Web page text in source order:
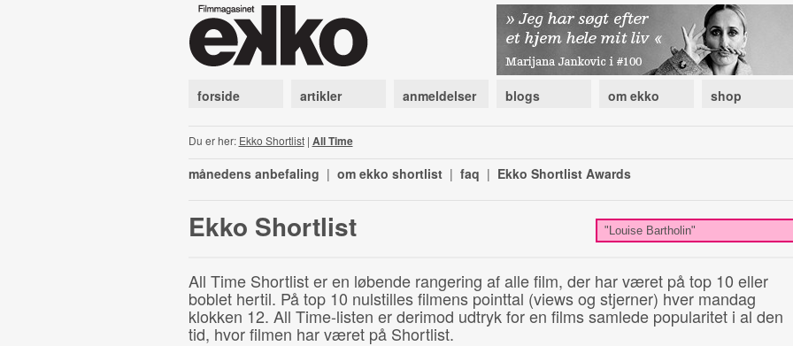
forside artikler anmeldelser blogs om ekko shop
Du er her: Ekko Shortlist| All Time
månedens anbefaling | om ekko shortlist | faq | Ekko Shortlist Awards
Ekko Shortlist
All Time Shortlist er en løbende rangering af alle film, der har været på top 10 eller
boblet hertil. På top 10 nulstilles filmens pointtal (views og stjerner) hver mandag
klokken 12. All Time-listen er derimod udtryk for en films samlede popularitet i al den
tid, hvor filmen har været på Shortlist.